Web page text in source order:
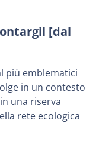
[dal
più emblematici
in un contesto
una riserva
rete ecologica